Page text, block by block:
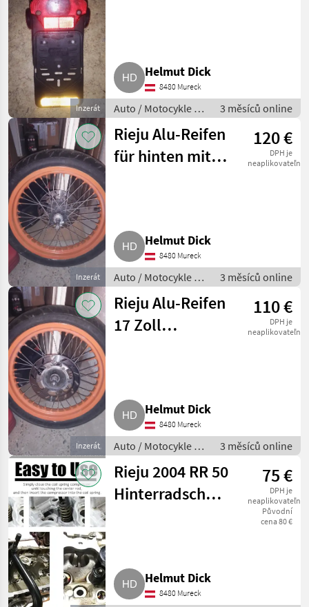
Inzerát
Helmut Dick
8480 Mureck
Auto / Motocykle /
Motorka
3 měsíců online
Inzerát
Rieju Alu-Reifen
für hinten mit
120 €
DPH je
neaplikovateľné
Helmut Dick
8480 Mureck
Auto / Motocykle /
Motorka
3 měsíců online
Inzerát
Rieju Alu-Reifen
17 Zoll
110 €
DPH je
neaplikovateľné
Helmut Dick
8480 Mureck
Auto / Motocykle /
Motorka
3 měsíců online
Rieju 2004 RR 50
Hinterradschwinge
75 €
DPH je
neaplikovateľné
Původní
cena 80 €
Helmut Dick
8480 Mureck